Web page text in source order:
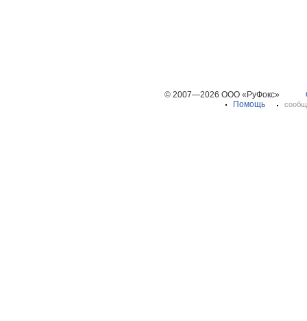
© 2007—2026 ООО «РуФокс»
Помощь